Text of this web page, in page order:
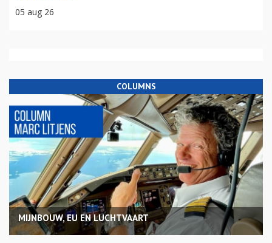
05 aug 26
COLUMNS
MIJNBOUW, EU EN LUCHTVAART